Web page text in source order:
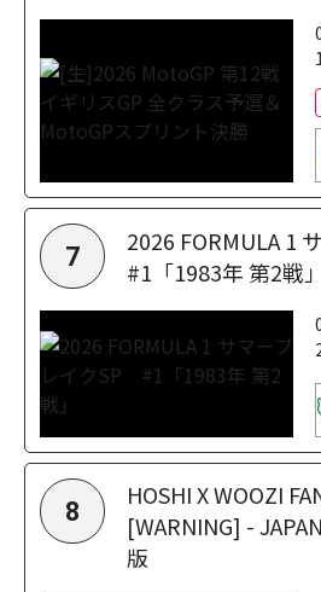
7
2026 FORMULA 1
#1「1983年 第2戦」
8
HOSHI X WOOZI
[WARNING] -
版